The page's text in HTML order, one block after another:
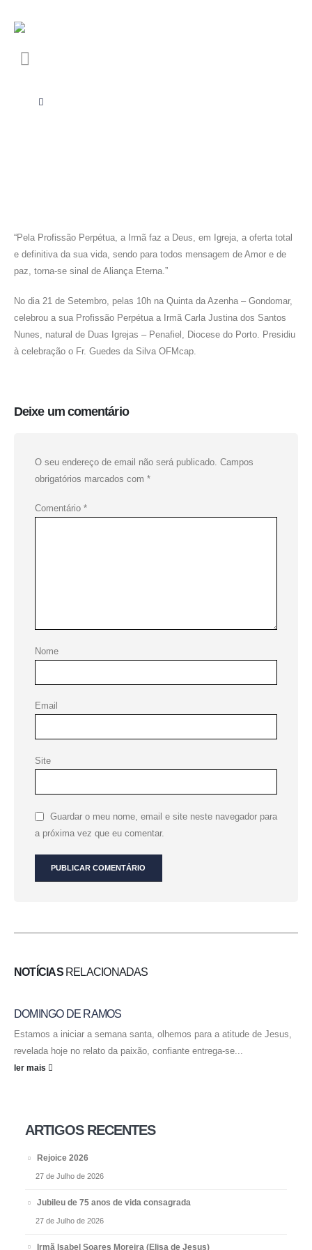
“Pela Profissão Perpétua, a Irmã faz a Deus, em Igreja, a oferta total
e definitiva da sua vida, sendo para todos mensagem de Amor e de
paz, torna-se sinal de Aliança Eterna.”
No dia 21 de Setembro, pelas 10h na Quinta da Azenha – Gondomar,
celebrou a sua Profissão Perpétua a Irmã Carla Justina dos Santos
Nunes, natural de Duas Igrejas – Penafiel, Diocese do Porto. Presidiu
à celebração o Fr. Guedes da Silva OFMcap.
Deixe um comentário
O seu endereço de email não será publicado. Campos
obrigatórios marcados com *
Comentário *
Nome
Email
Site
Guardar o meu nome, email e site neste navegador para
a próxima vez que eu comentar.
NOTÍCIASRELACIONADAS
DOMINGO DE RAMOS
Estamos a iniciar a semana santa, olhemos para a atitude de Jesus,
revelada hoje no relato da paixão, confiante entrega-se...
ler mais
ARTIGOS RECENTES
Rejoice 2026
27 de Julho de 2026
Jubileu de 75 anos de vida consagrada
27 de Julho de 2026
Irmã Isabel Soares Moreira (Elisa de Jesus)